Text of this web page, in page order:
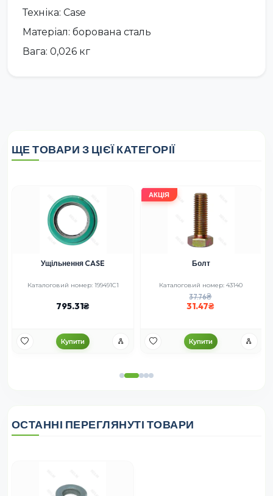
Техніка: Case
Матеріал: борована сталь
Вага: 0,026 кг
ЩЕ ТОВАРИ З ЦІЄЇ КАТЕГОРІЇ
Ущільнення CASE
Каталоговий номер: 199491C1
795.31
Купити
АКЦІЯ
Болт
Каталоговий номер: 43140
37.76
31.47
Купити
ОСТАННІ ПЕРЕГЛЯНУТІ ТОВАРИ